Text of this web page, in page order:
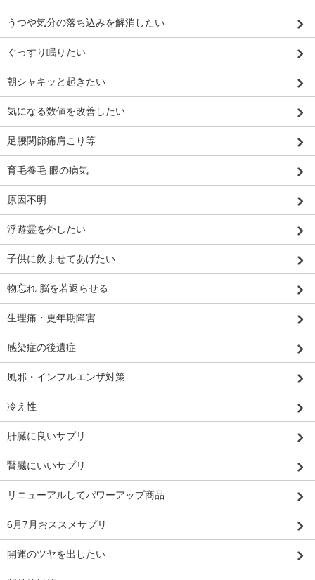
うつや気分の落ち込みを解消したい
ぐっすり眠りたい
朝シャキッと起きたい
気になる数値を改善したい
足腰関節痛肩こり等
育毛養毛 眼の病気
原因不明
浮遊霊を外したい
子供に飲ませてあげたい
物忘れ 脳を若返らせる
生理痛・更年期障害
感染症の後遺症
風邪・インフルエンザ対策
冷え性
肝臓に良いサプリ
腎臓にいいサプリ
リニューアルしてパワーアップ商品
6月7月おススメサプリ
開運のツヤを出したい